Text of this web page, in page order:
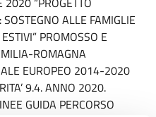
ALLE FAMIGLIE
PROMOSSO E
ROMAGNA
EUROPEO 2014-2020
9.4. ANNO 2020.
GUIDA PERCORSO